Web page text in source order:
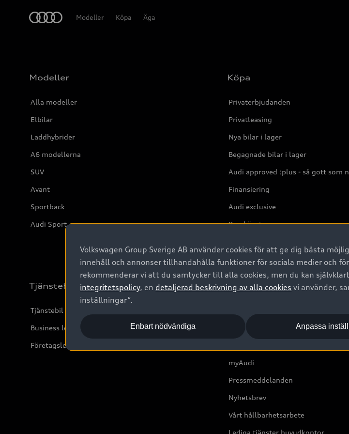
Modeller Köpa Äga
Modeller
Alla modeller
Elbilar
Laddhybrider
A6 modellerna
SUV
Avant
Sportback
Audi Sport
Köpa
Privaterbjudanden
Privatleasing
Nya bilar i lager
Begagnade bilar i lager
Audi approved :plus - så gott som
Finansiering
Audi exclusive
Provkörning
Tjänstebil
Tjänstebil
Business lease online
Företagsleasing
Om Audi Sverige
Boka Service online
myAudi
Pressmeddelanden
Nyhetsbrev
Vårt hållbarhetsarbete
Lediga tjänster huvudkontor
Volkswagen Group Sverige AB använder cookies för att ge dig bästa
innehåll och annonser tillhandahålla funktioner för sociala medier och
rekommenderar vi att du samtycker till alla cookies, men du kan
integritetspolicy, en detaljerad beskrivning av alla cookies vi använder,
inställningar“.
Enbart nödvändiga Anpassa